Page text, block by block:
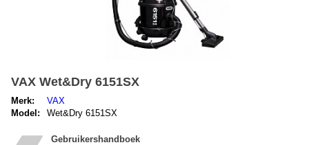
VAX Wet&Dry 6151SX
Merk:
VAX
Model:
Wet&Dry 6151SX
Gebruikershandboek